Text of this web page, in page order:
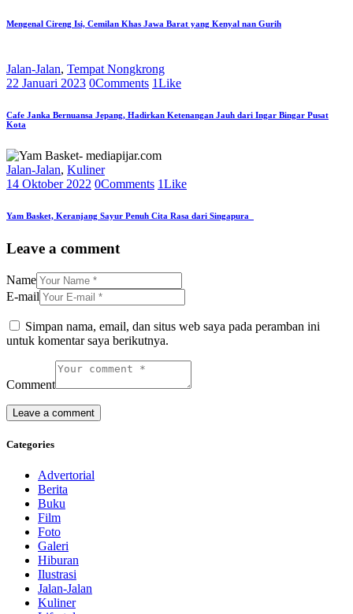
Mengenal Cireng Isi, Cemilan Khas Jawa Barat yang Kenyal nan Gurih
Jalan-Jalan, Tempat Nongkrong
22 Januari 2023 0Comments 1Like
Cafe Janka Bernuansa Jepang, Hadirkan Ketenangan Jauh dari Ingar Bingar Pusat
Kota
Jalan-Jalan, Kuliner
14 Oktober 2022 0Comments 1Like
Yam Basket, Keranjang Sayur Penuh Cita Rasa dari Singapura
Leave a comment
Name
E-mail
Simpan nama, email, dan situs web saya pada peramban ini
untuk komentar saya berikutnya.
Comment
Categories
Advertorial
Berita
Buku
Film
Foto
Galeri
Hiburan
Ilustrasi
Jalan-Jalan
Kuliner